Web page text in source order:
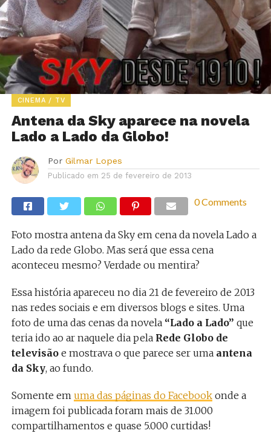
CINEMA / TV
Antena da Sky aparece na novela
Lado a Lado da Globo!
Por Gilmar Lopes
Publicado em 25 de fevereiro de 2013
0 Comments
Foto mostra antena da Sky em cena da novela Lado a
Lado da rede Globo. Mas será que essa cena
aconteceu mesmo? Verdade ou mentira?
Essa história apareceu no dia 21 de fevereiro de 2013
nas redes sociais e em diversos blogs e sites. Uma
foto de uma das cenas da novela “Lado a Lado” que
teria ido ao ar naquele dia pela Rede Globo de
televisãoe mostrava o que parece ser uma antena
da Sky, ao fundo.
Somente em uma das páginas do Facebookonde a
imagem foi publicada foram mais de 31.000
compartilhamentos e quase 5.000 curtidas!